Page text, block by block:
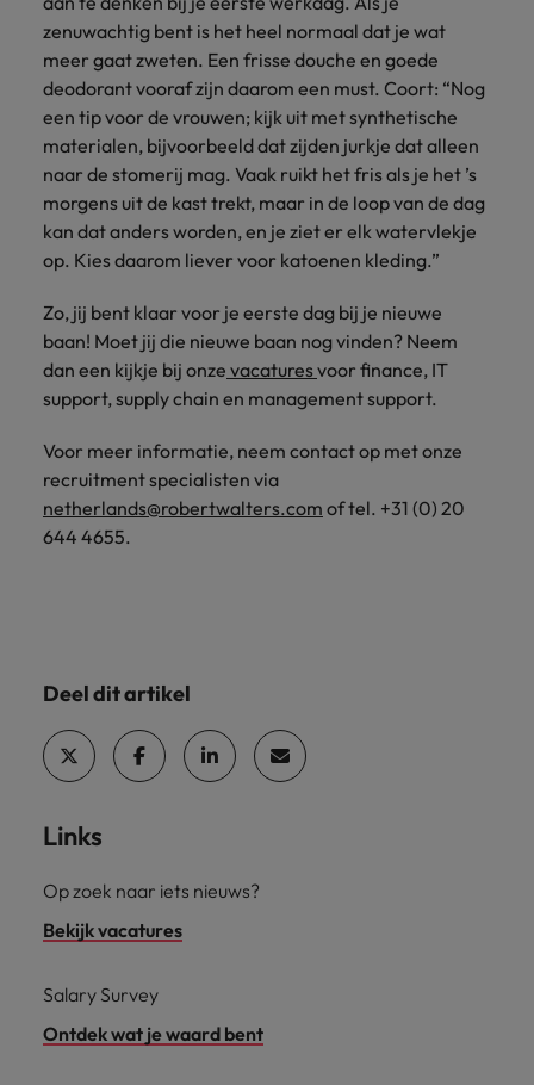
zenuwachtig bent is het heel normaal dat je wat
meer gaat zweten. Een frisse douche en goede
deodorant vooraf zijn daarom een must. Coort: “Nog
een tip voor de vrouwen; kijk uit met synthetische
materialen, bijvoorbeeld dat zijden jurkje dat alleen
naar de stomerij mag. Vaak ruikt het fris als je het ’s
morgens uit de kast trekt, maar in de loop van de dag
kan dat anders worden, en je ziet er elk watervlekje
op. Kies daarom liever voor katoenen kleding.”
Zo, jij bent klaar voor je eerste dag bij je nieuwe
baan! Moet jij die nieuwe baan nog vinden? Neem
dan een kijkje bij onze vacaturesvoor finance, IT
support, supply chain en management support.
Voor meer informatie, neem contact op met onze
recruitment specialisten via
netherlands@robertwalters.com of tel. +31 (0) 20
644 4655.
Deel dit artikel
Links
Op zoek naar iets nieuws?
Bekijk vacatures
Salary Survey
Ontdek wat je waard bent